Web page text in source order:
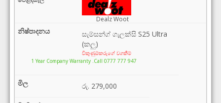
Dealz Woot
සැම්සන්ග් ගැලක්සි S25 Ultra
(කලු)
විකුණුම්කරුගේ වගකීම්
1 Year Company Warranty .Call 0777 777 947
රු. 279,000